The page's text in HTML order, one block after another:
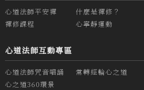
心道法師平安禪 什麼是禪修？
禪修課程
心寧靜運動
心道法師互動專區
心道法師咒音唱誦 常轉經輪心之道
心之道360環景